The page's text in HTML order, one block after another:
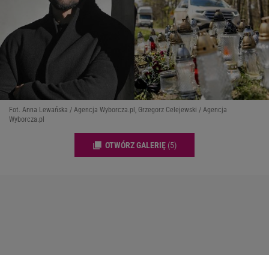
Fot. Anna Lewańska / Agencja Wyborcza.pl, Grzegorz Celejewski / Agencja
Wyborcza.pl
OTWÓRZ GALERIĘ (5)